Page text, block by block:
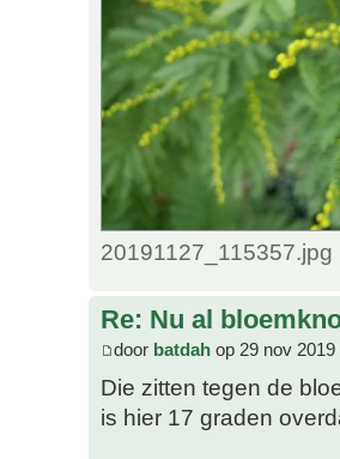
Re: Nu al
door batdah op 29 nov 2019
Die zitten tegen de
is hier 17 graden